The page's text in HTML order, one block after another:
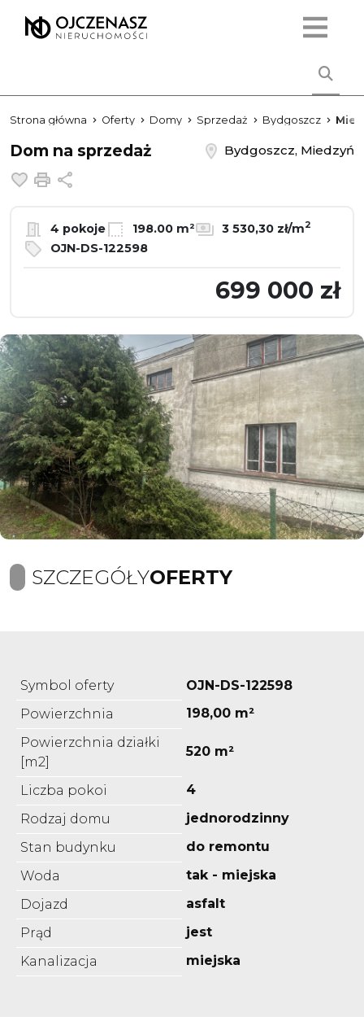
Strona główna Oferty Domy Sprzedaż Bydgoszcz
Dom na sprzedaż
Bydgoszcz, Miedzyń
Dodaj do ulubionych
Drukuj
4 pokoje 198.00 m² 3 530,30 zł/m2
OJN-DS-122598
699 000 zł
SZCZEGÓŁYOFERTY
Symbol oferty
OJN-DS-122598
Powierzchnia
198,00 m²
Powierzchnia działki
[m2]
520 m²
Liczba pokoi
4
Rodzaj domu
jednorodzinny
Stan budynku
do remontu
Woda
tak - miejska
Dojazd
asfalt
Prąd
jest
Kanalizacja
miejska